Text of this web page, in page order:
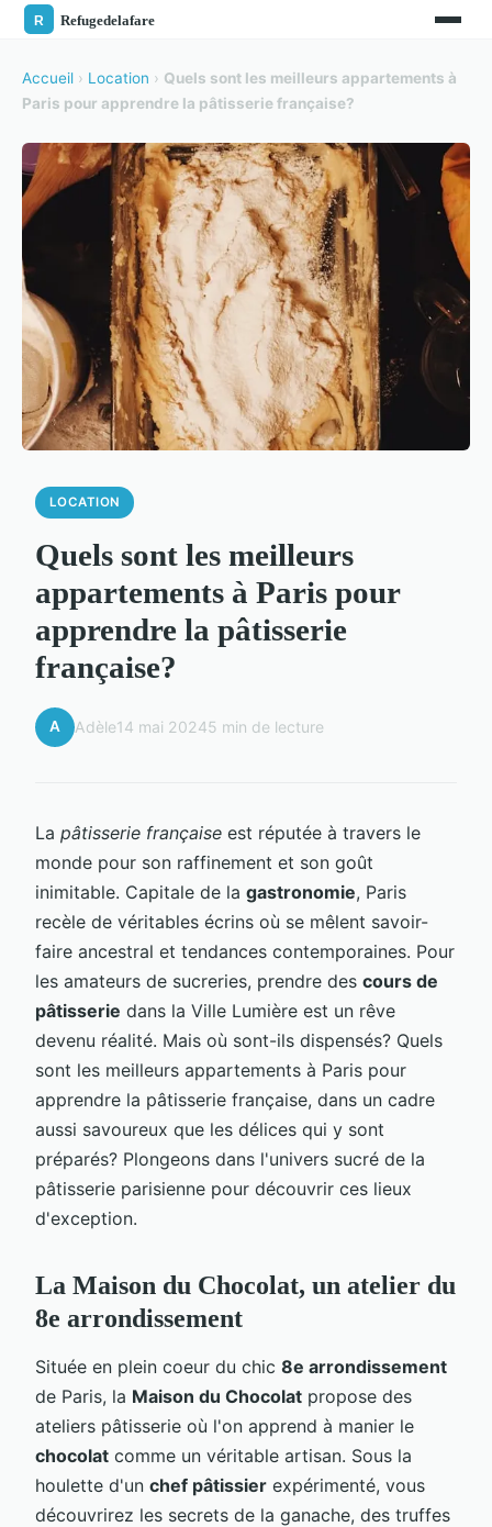
Accueil › Location › Quels sont les meilleurs appartements à
Paris pour apprendre la pâtisserie française?
LOCATION
Quels sont les meilleurs
appartements à Paris pour
apprendre la pâtisserie
française?
A Adèle14 mai 20245 min de lecture
La pâtisserie française est réputée à travers le
monde pour son raffinement et son goût
inimitable. Capitale de la gastronomie, Paris
recèle de véritables écrins où se mêlent savoir-
faire ancestral et tendances contemporaines. Pour
les amateurs de sucreries, prendre des cours de
pâtisserie dans la Ville Lumière est un rêve
devenu réalité. Mais où sont-ils dispensés? Quels
sont les meilleurs appartements à Paris pour
apprendre la pâtisserie française, dans un cadre
aussi savoureux que les délices qui y sont
préparés? Plongeons dans l'univers sucré de la
pâtisserie parisienne pour découvrir ces lieux
d'exception.
La Maison du Chocolat, un atelier du
8e arrondissement
Située en plein coeur du chic 8e arrondissement
de Paris, la Maison du Chocolat propose des
ateliers pâtisserie où l'on apprend à manier le
chocolat comme un véritable artisan. Sous la
houlette d'un chef pâtissier expérimenté, vous
découvrirez les secrets de la ganache, des truffes